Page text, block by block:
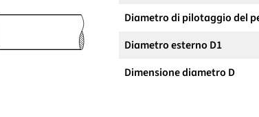
Diametro di pilotaggio del
Diametro esterno D1
Dimensione diametro D